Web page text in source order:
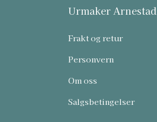
Urmaker Arnestad
Frakt og retur
Personvern
Om oss
Salgsbetingelser